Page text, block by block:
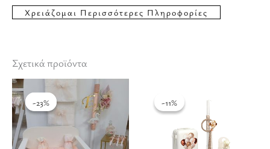
Σχετικά προϊόντα
-23%
-23%
Original
price
was:
€350.00.
Η
τρέχουσα
τιμή
είναι:
€270.00.
-11%
-11%€393.00.
τιμή
€349.00.